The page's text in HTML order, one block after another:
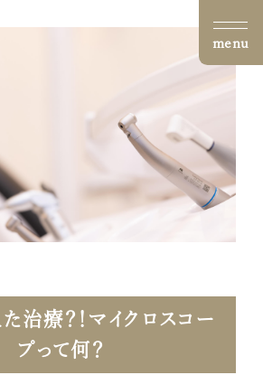
menu
治療？！マイクロスコー
プって何？